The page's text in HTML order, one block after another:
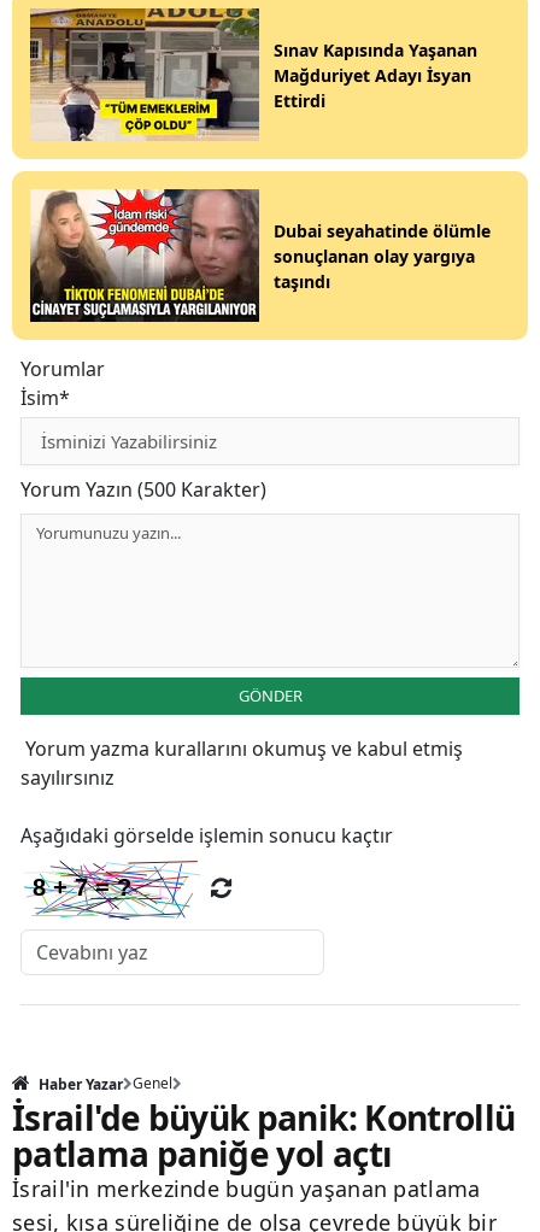
Sınav Kapısında Yaşanan
Mağduriyet Adayı İsyan
Ettirdi
Dubai seyahatinde ölümle
sonuçlanan olay yargıya
taşındı
Yorumlar
İsim*
Yorum Yazın (500 Karakter)
GÖNDER
Yorum yazma kurallarını okumuş ve kabul etmiş
sayılırsınız
Aşağıdaki görselde işlemin sonucu kaçtır
Haber Yazar Genel
İsrail'de büyük panik: Kontrollü
patlama paniğe yol açtı
İsrail'in merkezinde bugün yaşanan patlama
sesi, kısa süreliğine de olsa çevrede büyük bir